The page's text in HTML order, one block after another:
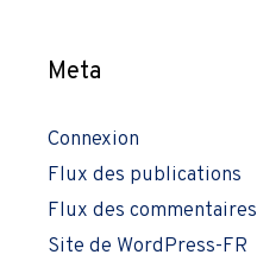
Meta
Connexion
Flux des publications
Flux des commentaires
Site de WordPress-FR